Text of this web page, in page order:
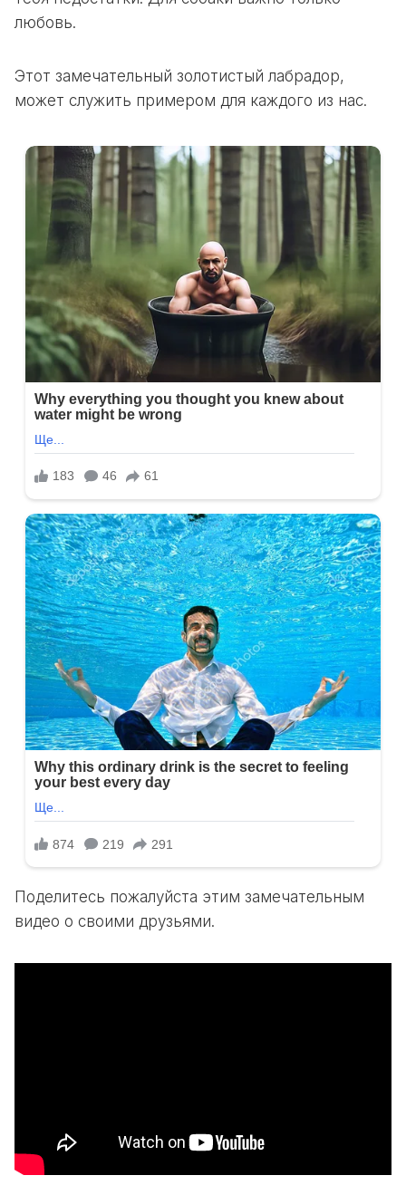
любовь.
Этот замечательный золотистый лабрадор,
может служить примером для каждого из нас.
Поделитесь пожалуйста этим замечательным
видео о своими друзьями.